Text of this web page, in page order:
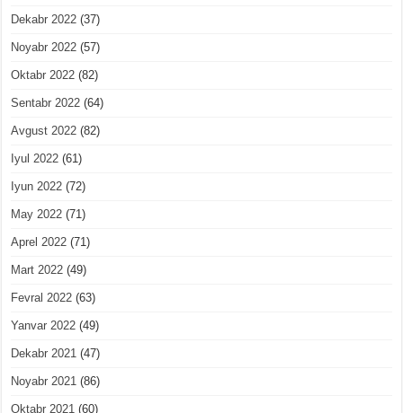
Dekabr 2022 (37)
Noyabr 2022 (57)
Oktabr 2022 (82)
Sentabr 2022 (64)
Avgust 2022 (82)
Iyul 2022 (61)
Iyun 2022 (72)
May 2022 (71)
Aprel 2022 (71)
Mart 2022 (49)
Fevral 2022 (63)
Yanvar 2022 (49)
Dekabr 2021 (47)
Noyabr 2021 (86)
Oktabr 2021 (60)